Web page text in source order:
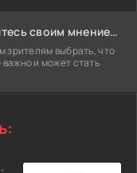
Понравился фильм? Поделитесь своим мнением!
зрителям выбрать, что
и может стать